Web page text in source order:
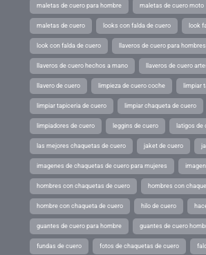
maletas de cuero para hombre maletas de cuero moto
maletas de cuero looks con falda de cuero look
look con falda de cuero llaveros de cuero para hombres
llaveros de cuero hechos a mano llaveros de cuero
llavero de cuero limpieza de cuero coche limpiar
limpiar tapiceria de cuero limpiar chaqueta de cuero
limpiadores de cuero leggins de cuero latigos de
las mejores chaquetas de cuero jaket de cuero
imagenes de chaquetas de cuero para mujeres
hombres con chaquetas de cuero hombres con
hombre con chaqueta de cuero hilo de cuero
guantes de cuero para hombre guantes de cuero
fundas de cuero fotos de chaquetas de cuero